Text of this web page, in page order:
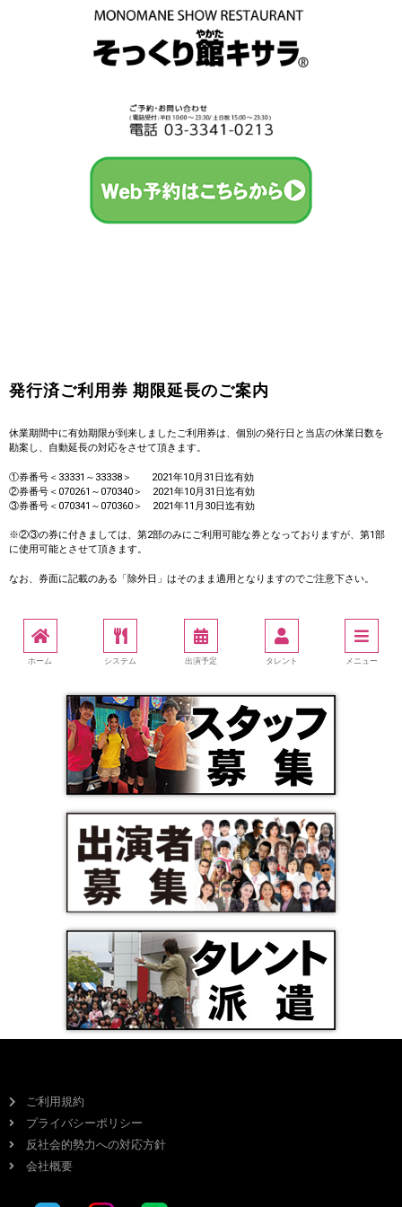
発行済ご利用券 期限延長のご案内
休業期間中に有効期限が到来しましたご利用券は、個別の発行日と当店の休業日数を
勘案し、自動延長の対応をさせて頂きます。
①券番号＜33331～33338＞ 2021年10月31日迄有効
②券番号＜070261～070340＞ 2021年10月31日迄有効
③券番号＜070341～070360＞ 2021年11月30日迄有効
※②③の券に付きましては、第2部のみにご利用可能な券となっておりますが、第1部
に使用可能とさせて頂きます。
なお、券面に記載のある「除外日」はそのまま適用となりますのでご注意下さい。
ホーム システム 出演予定 タレント メニュー
ご利用規約
プライバシーポリシー
反社会的勢力への対応方針
会社概要